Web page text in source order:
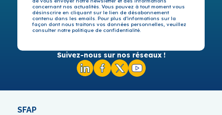
concernant nos actualités. Vous pouvez à tout moment vous
désinscrire en cliquant sur le lien de désabonnement
contenu dans les emails. Pour plus d’informations sur la
façon dont nous traitons vos données personnelles, veuillez
consulter notre politique de confidentialité.
Suivez-nous sur nos réseaux !
SFAP